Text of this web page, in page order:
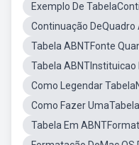
Exemplo De
Continuação DeQuadro
Tabela ABNTFonte
Tabela ABNTInstituicao
Como Legendar
Como Fazer
Tabela Em